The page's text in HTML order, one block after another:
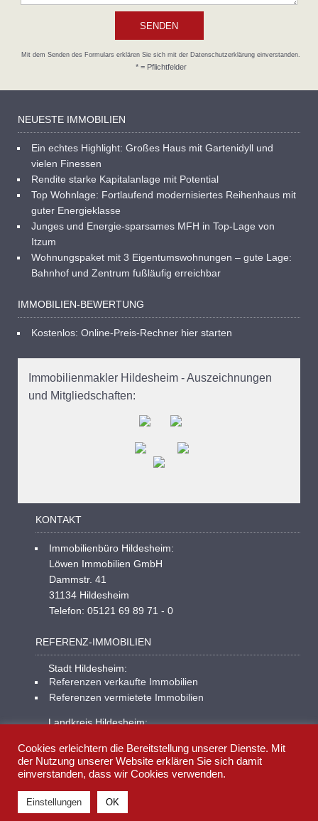
Mit dem Senden des Formulars erklären Sie sich mit der Datenschutzerklärung einverstanden.
* = Pflichtfelder
NEUESTE IMMOBILIEN
Ein echtes Highlight: Großes Haus mit Gartenidyll und
vielen Finessen
Rendite starke Kapitalanlage mit Potential
Top Wohnlage: Fortlaufend modernisiertes Reihenhaus mit
guter Energieklasse
Junges und Energie-sparsames MFH in Top-Lage von
Itzum
Wohnungspaket mit 3 Eigentumswohnungen – gute Lage:
Bahnhof und Zentrum fußläufig erreichbar
IMMOBILIEN-BEWERTUNG
Kostenlos: Online-Preis-Rechner hier starten
Immobilienmakler Hildesheim - Auszeichnungen
und Mitgliedschaften:
KONTAKT
Immobilienbüro Hildesheim:
Löwen Immobilien GmbH
Dammstr. 41
31134 Hildesheim
Telefon: 05121 69 89 71 - 0
REFERENZ-IMMOBILIEN
Stadt Hildesheim:
Referenzen verkaufte Immobilien
Referenzen vermietete Immobilien
Landkreis Hildesheim:
Referenzen vermietete Immobilien
© 2026 - Löwen Immobilien Hildesheim – Ihr Immobilienmakler in
Cookies erleichtern die Bereitstellung unserer Dienste. Mit
der Nutzung unserer Website erklären Sie sich damit
einverstanden, dass wir Cookies verwenden.
Einstellungen OK